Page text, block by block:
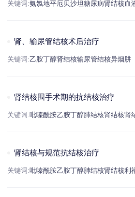
关键词:氨氯地平厄贝沙坦糖尿病肾结核血
肾、输尿管结核术后治疗
关键词:乙胺丁醇肾结核输尿管结核异烟肼
肾结核围手术期的抗结核治疗
关键词:吡嗪酰胺乙胺丁醇肺结核肾结核肾
肾结核与规范抗结核治疗
关键词:吡嗪酰胺乙胺丁醇肺结核肾结核利